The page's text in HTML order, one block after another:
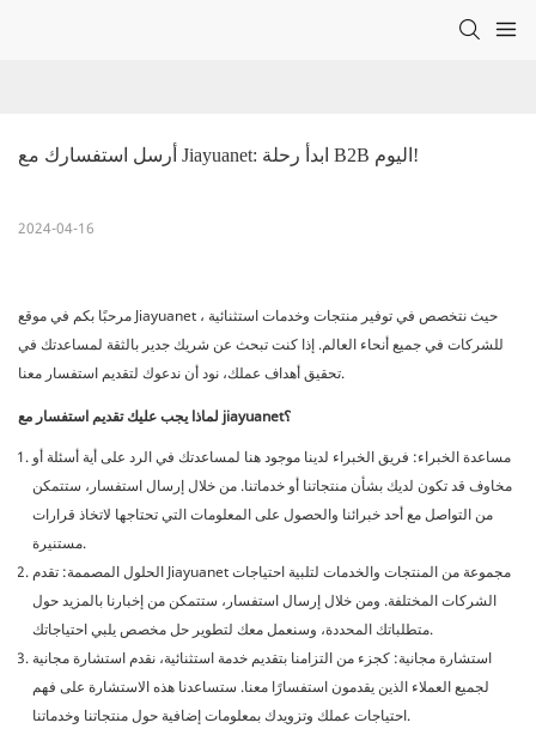
أرسل استفسارك مع Jiayuanet: ابدأ رحلة B2B اليوم!
2024-04-16
مرحبًا بكم في موقع Jiayuanet ، حيث نتخصص في توفير منتجات وخدمات استثنائية
للشركات في جميع أنحاء العالم. إذا كنت تبحث عن شريك جدير بالثقة لمساعدتك في
تحقيق أهداف عملك، نود أن ندعوك لتقديم استفسار معنا.
لماذا يجب عليك تقديم استفسار مع jiayuanet؟
مساعدة الخبراء: فريق الخبراء لدينا موجود هنا لمساعدتك في الرد على أية أسئلة أو
مخاوف قد تكون لديك بشأن منتجاتنا أو خدماتنا. من خلال إرسال استفسار، ستتمكن
من التواصل مع أحد خبرائنا والحصول على المعلومات التي تحتاجها لاتخاذ قرارات
مستنيرة.
الحلول المصممة: تقدم Jiayuanet مجموعة من المنتجات والخدمات لتلبية احتياجات
الشركات المختلفة. ومن خلال إرسال استفسار، ستتمكن من إخبارنا بالمزيد حول
متطلباتك المحددة، وسنعمل معك لتطوير حل مخصص يلبي احتياجاتك.
استشارة مجانية: كجزء من التزامنا بتقديم خدمة استثنائية، نقدم استشارة مجانية
لجميع العملاء الذين يقدمون استفسارًا معنا. ستساعدنا هذه الاستشارة على فهم
احتياجات عملك وتزويدك بمعلومات إضافية حول منتجاتنا وخدماتنا.